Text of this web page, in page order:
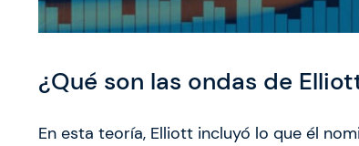
¿Qué son las ondas de
En esta teoría, Elliott incluyó lo que él